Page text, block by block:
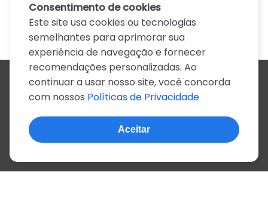
Todos os artistas
A
B C D E F G H I J
N
O P Q R S T U V W X
Z
0-9
© 2022, mais de 2 milhões de cifras e letras
Consentimento de cookies
Este site usa cookies ou tecnologias
semelhantes para aprimorar sua
experiência de navegação e fornecer
recomendações personalizadas. Ao
continuar a usar nosso site, você concorda
com nossos Políticas de Privacidade
Aceitar